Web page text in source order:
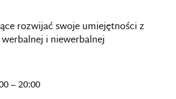
rozwijać swoje umiejętności z
i niewerbalnej
– 20:00